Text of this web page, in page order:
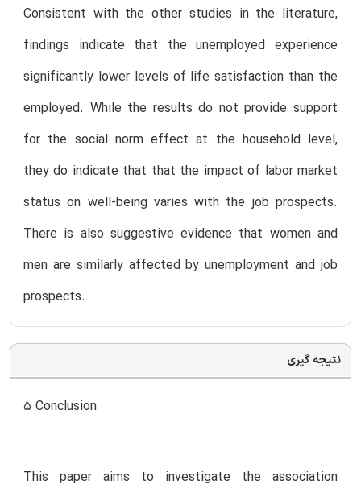
Consistent with the other studies in the literature,
findings indicate that the unemployed experience
significantly lower levels of life satisfaction than the
employed. While the results do not provide support
for the social norm effect at the household level,
they do indicate that that the impact of labor market
status on well-being varies with the job prospects.
There is also suggestive evidence that women and
men are similarly affected by unemployment and job
prospects.
نتیجه گیری
5 Conclusion
This paper aims to investigate the association